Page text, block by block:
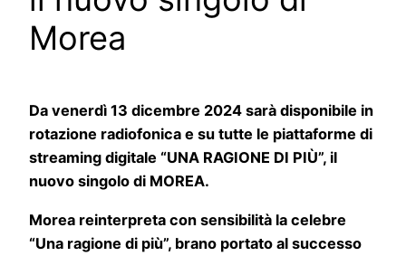
Morea
Da venerdì 13 dicembre 2024 sarà disponibile in
rotazione radiofonica e su tutte le piattaforme di
streaming digitale “UNA RAGIONE DI PIÙ”, il
nuovo singolo di MOREA.
Morea reinterpreta con sensibilità la celebre
“Una ragione di più”, brano portato al successo